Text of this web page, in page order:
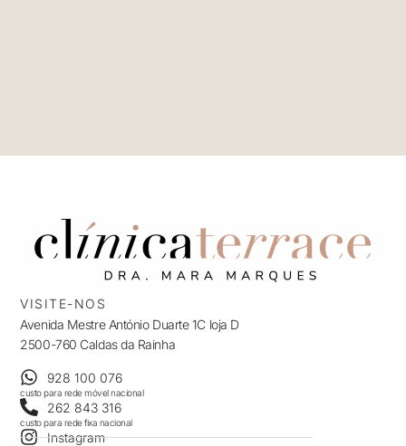
VISITE-NOS
Avenida Mestre António Duarte 1C loja D
2500-760 Caldas da Rainha
928 100 076
custo para rede móvel nacional
262 843 316
custo para rede fixa nacional
Instagram